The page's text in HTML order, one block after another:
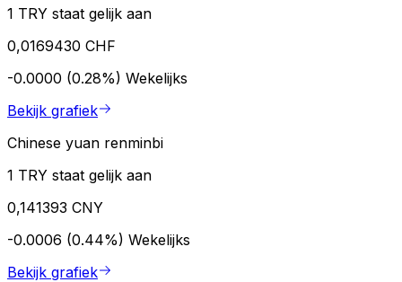
1 TRY staat gelijk aan
0,0169430 CHF
-0.0000 (0.28%) Wekelijks
Bekijk grafiek
Chinese yuan renminbi
1 TRY staat gelijk aan
0,141393 CNY
-0.0006 (0.44%) Wekelijks
Bekijk grafiek